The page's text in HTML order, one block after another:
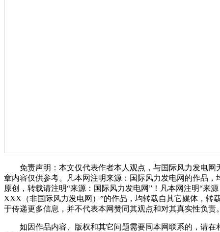
免责声明：本文仅代表作者本人观点，与国际风力发电网
章内容仅供参考。凡本网注明来源：国际风力发电网的作品，
原创，转载请注明“来源：国际风力发电网”！凡本网注明“来
XXX（非国际风力发电网）”的作品，均转载自其它媒体，转
于传递更多信息，并不代表本网赞同其观点和对其真实性负责
如因作品内容、版权和其它问题需要同本网联系的，请在